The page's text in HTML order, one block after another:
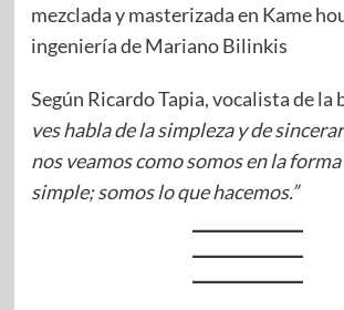
mezclada y masterizada en Kame
ingeniería de Mariano Bilinkis
Según Ricardo Tapia, vocalista de la
ves habla de la simpleza y de
nos veamos como somos en la
simple; somos lo que hacemos.”